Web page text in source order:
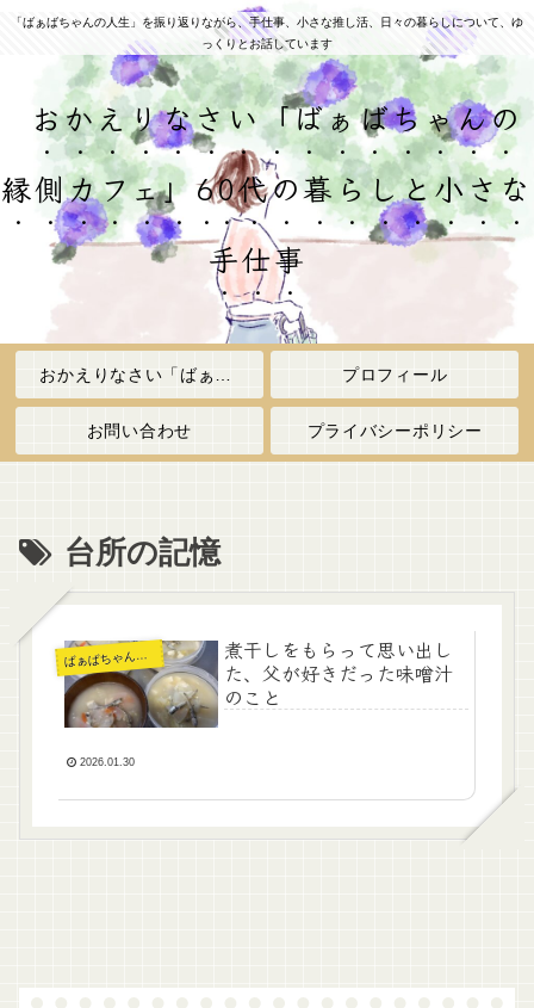
「ばぁばちゃんの人生」を振り返りながら、手仕事、小さな推し活、日々の暮らしについて、ゆ
っくりとお話しています
おかえりなさい「ばぁばちゃんの
縁側カフェ」60代の暮らしと小さな
手仕事
プロフィール
お問い合わせ プライバシーポリシー
台所の記憶
ばぁばちゃんの暮らし
煮干しをもらって思い出し
た、父が好きだった味噌汁
のこと
2026.01.30